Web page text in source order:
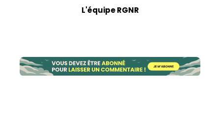
L'équipe RGNR